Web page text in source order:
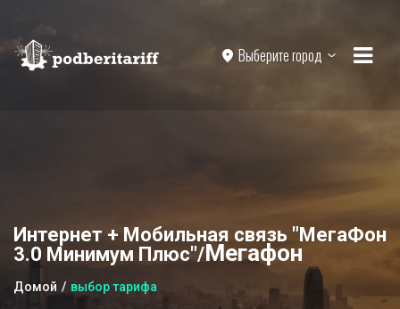
Выберите город
Интернет + Мобильная связь "МегаФон
3.0 Минимум Плюс"/Мегафон
Домой выбор тарифа